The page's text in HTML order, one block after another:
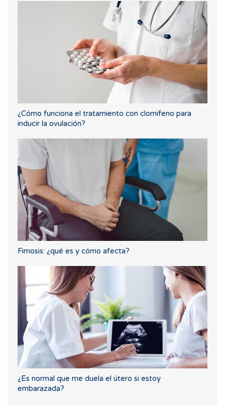
¿Cómo funciona el tratamiento con clomifeno para
inducir la ovulación?
Fimosis: ¿qué es y cómo afecta?
¿Es normal que me duela el útero si estoy
embarazada?